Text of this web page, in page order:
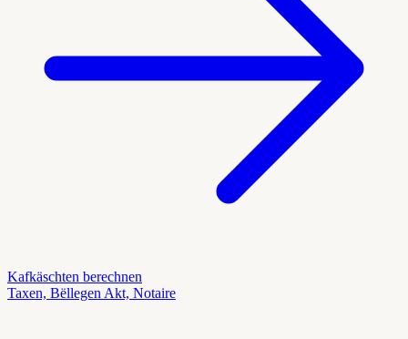
Kafkäschten berechnen
Taxen, Bëllegen Akt, Notaire